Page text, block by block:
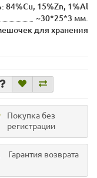
84%Cu, 15%Zn, 1%Al
~30*25*3 мм.
для хранения
Покупка без
регистрации
Гарантия возврата